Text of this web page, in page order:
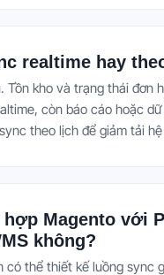
realtime hay
Tồn kho và trạng thái đơn
còn báo cáo hoặc
theo lịch để giảm tải
Magento với
không?
có thể thiết kế luồng sync